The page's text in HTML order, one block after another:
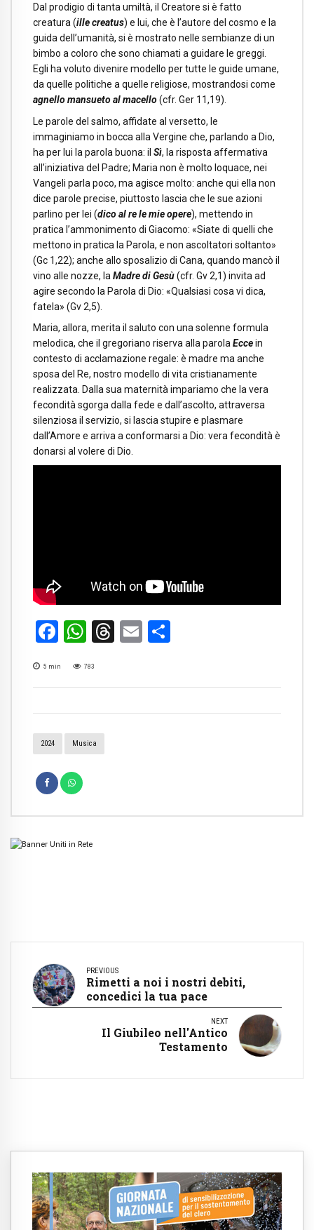
Dal prodigio di tanta umiltà, il Creatore si è fatto
creatura (ille creatus) e lui, che è l’autore del cosmo e la
guida dell’umanità, si è mostrato nelle sembianze di un
bimbo a coloro che sono chiamati a guidare le greggi.
Egli ha voluto divenire modello per tutte le guide umane,
da quelle politiche a quelle religiose, mostrandosi come
agnello mansueto al macello(cfr. Ger 11,19).
Le parole del salmo, affidate al versetto, le
immaginiamo in bocca alla Vergine che, parlando a Dio,
ha per lui la parola buona: il Sì, la risposta affermativa
all’iniziativa del Padre; Maria non è molto loquace, nei
Vangeli parla poco, ma agisce molto: anche qui ella non
dice parole precise, piuttosto lascia che le sue azioni
parlino per lei (dico al re le mie opere), mettendo in
pratica l’ammonimento di Giacomo: «Siate di quelli che
mettono in pratica la Parola, e non ascoltatori soltanto»
(Gc 1,22); anche allo sposalizio di Cana, quando mancò il
vino alle nozze, la Madre di Gesù(cfr. Gv 2,1) invita ad
agire secondo la Parola di Dio: «Qualsiasi cosa vi dica,
fatela» (Gv 2,5).
Maria, allora, merita il saluto con una solenne formula
melodica, che il gregoriano riserva alla parolaEccein
contesto di acclamazione regale: è madre ma anche
sposa del Re, nostro modello di vita cristianamente
realizzata. Dalla sua maternità impariamo che la vera
fecondità sgorga dalla fede e dall’ascolto, attraversa
silenziosa il servizio, si lascia stupire e plasmare
dall’Amore e arriva a conformarsi a Dio: vera fecondità è
donarsi al volere di Dio.
Facebook
WhatsApp
Threads
Email
5 min 783
2024 Musica
PREVIOUS
Rimetti a noi i nostri debiti,
concedici la tua pace
NEXT
Il Giubileo nell'Antico
Testamento